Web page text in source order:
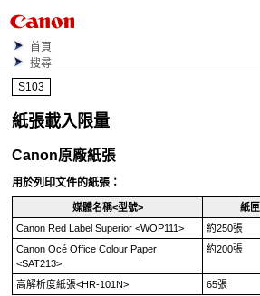
首頁
搜尋
S103
紙張載入限量
Canon原廠紙張
用於列印文件的紙張：
媒體名稱<型號> 紙匣
Canon Red Label Superior<WOP111> 約250張
Canon Océ Office Colour Paper
<SAT213>
約200張
高解析度紙張<HR-101N> 65張